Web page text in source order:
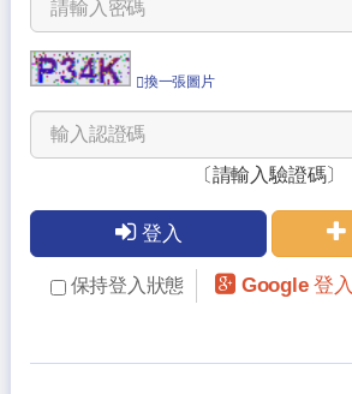
換一張圖片
〔請輸入驗證碼〕
登入
保持登入狀態 Google 登入